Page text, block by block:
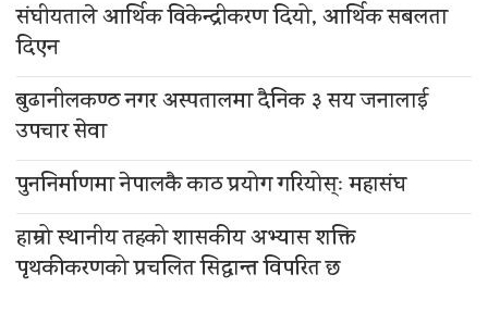
संघीयताले आर्थिक विकेन्द्रीकरण दियो, आर्थिक सबलता
दिएन
बुढानीलकण्ठ नगर अस्पतालमा दैनिक ३ सय जनालाई
उपचार सेवा
पुननिर्माणमा नेपालकै काठ प्रयोग गरियोस्ः महासंघ
हाम्रो स्थानीय तहको शासकीय अभ्यास शक्ति
पृथकीकरणको प्रचलित सिद्धान्त विपरित छ